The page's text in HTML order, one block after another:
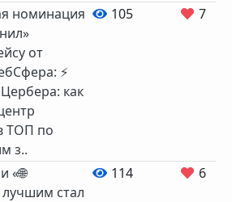
номинация
от
⚡️
как
ТОП по
з..
105 7
«🌐
стал
114 6